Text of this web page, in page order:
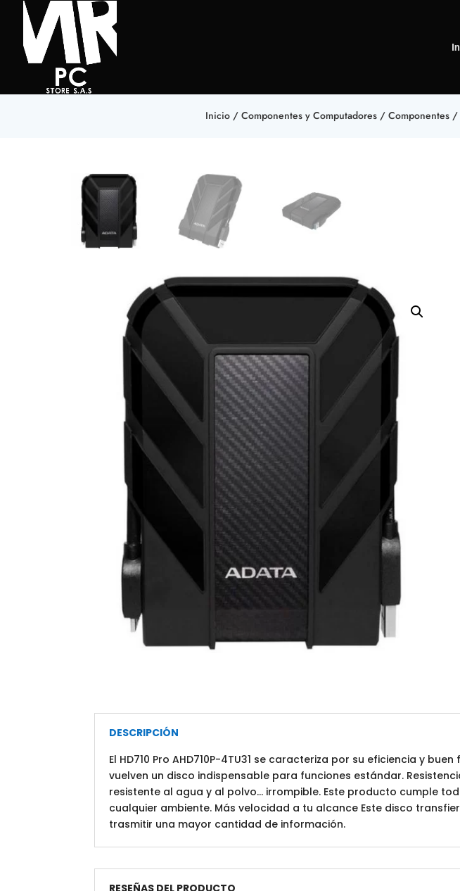
Inicio / Componentes y Computadores / Componentes /
DESCRIPCIÓN
El HD710 Pro AHD710P-4TU31 se caracteriza por su eficiencia y
vuelven un disco indispensable para funciones estándar.
resistente al agua y al polvo… irrompible. Este producto cumple
cualquier ambiente. Más velocidad a tu alcance Este disco
trasmitir una mayor cantidad de información.
RESEÑAS DEL PRODUCTO